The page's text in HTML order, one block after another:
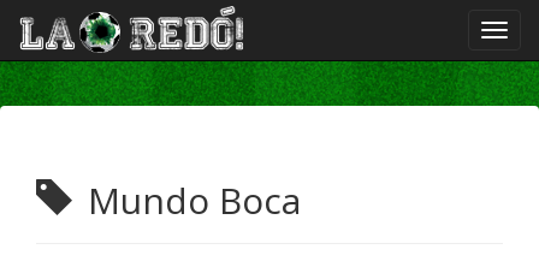
Mundo Boca